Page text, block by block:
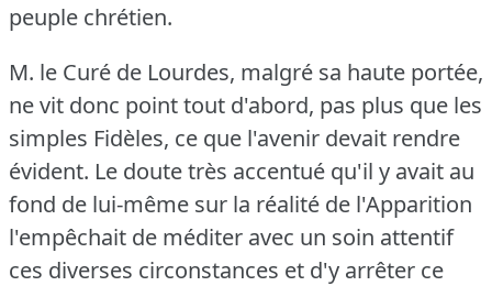
peuple chrétien.
M. le Curé de Lourdes, malgré sa haute portée,
ne vit donc point tout d'abord, pas plus que les
simples Fidèles, ce que l'avenir devait rendre
évident. Le doute très accentué qu'il y avait au
fond de lui-même sur la réalité de l'Apparition
l'empêchait de méditer avec un soin attentif
ces diverses circonstances et d'y arrêter ce